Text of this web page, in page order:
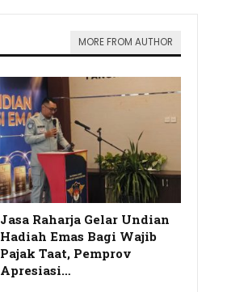
MORE FROM AUTHOR
Jasa Raharja Gelar Undian
Hadiah Emas Bagi Wajib
Pajak Taat, Pemprov
Apresiasi…